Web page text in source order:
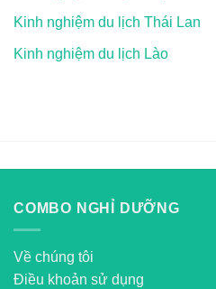
Kinh nghiệm du lịch Thái Lan
Kinh nghiệm du lịch Lào
COMBO NGHỈ DƯỠNG
Về chúng tôi
Điều khoản sử dụng